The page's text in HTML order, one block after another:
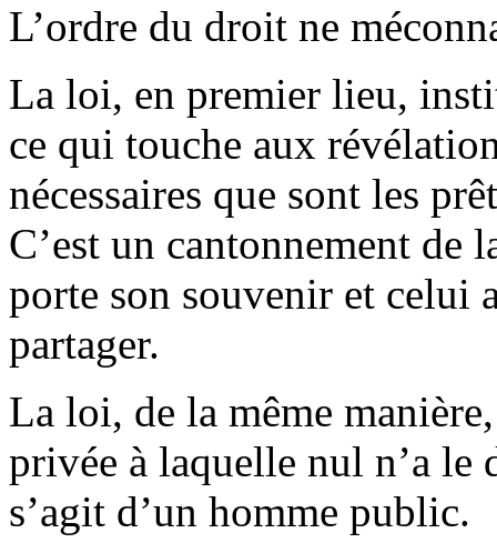
L’ordre du droit ne
La loi, en premier lieu,
ce qui touche aux
nécessaires que sont les
C’est un cantonnement de
porte son souvenir et celui
partager.
La loi, de la même
privée à laquelle nul n’a le
s’agit d’un homme public.